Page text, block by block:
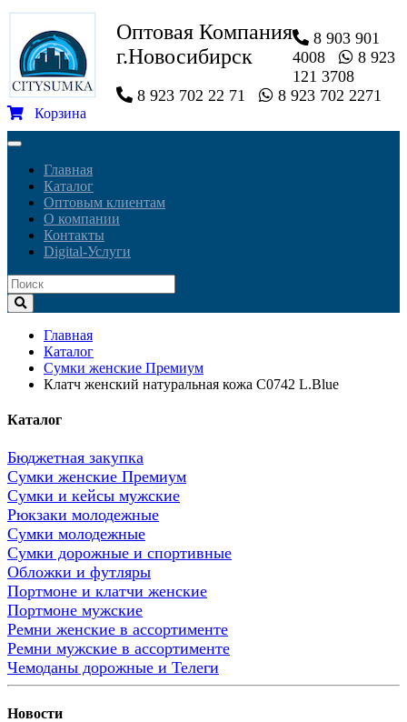
Оптовая Компания
г.Новосибирск
8 903 901
4008
8 923
121 3708
8 923 702 22 71
8 923 702 2271
Корзина
Toggle
navigationГлавная
Каталог
Оптовым клиентам
О компании
Контакты
Digital-Услуги
Главная
Каталог
Сумки женские Премиум
Клатч женский натуральная кожа C0742 L.Blue
Каталог
Бюджетная закупка
Сумки женские Премиум
Сумки и кейсы мужские
Рюкзаки молодежные
Сумки молодежные
Сумки дорожные и спортивные
Обложки и футляры
Портмоне и клатчи женские
Портмоне мужские
Ремни женские в ассортименте
Ремни мужские в ассортименте
Чемоданы дорожные и Телеги
Новости